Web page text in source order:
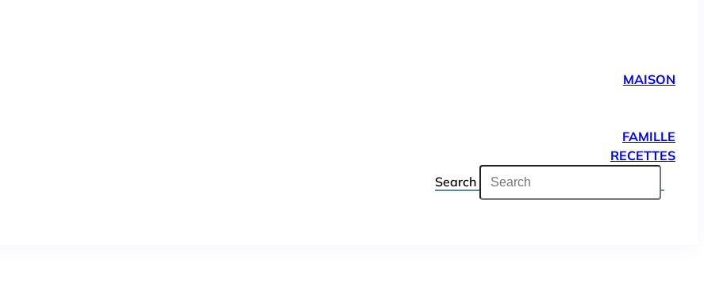
MAISON
FAMILLE
RECETTES
Search